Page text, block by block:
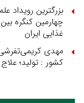
چهارمین کنگره
غذایی ایران
مهدی
کشور : تولید؛